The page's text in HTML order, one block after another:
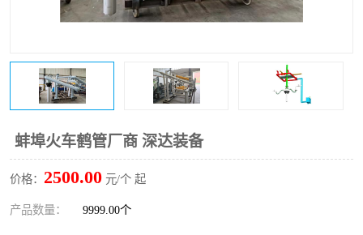
蚌埠火车鹤管厂商 深达装备
价格： 2500.00 元/个 起
产品数量： 9999.00个